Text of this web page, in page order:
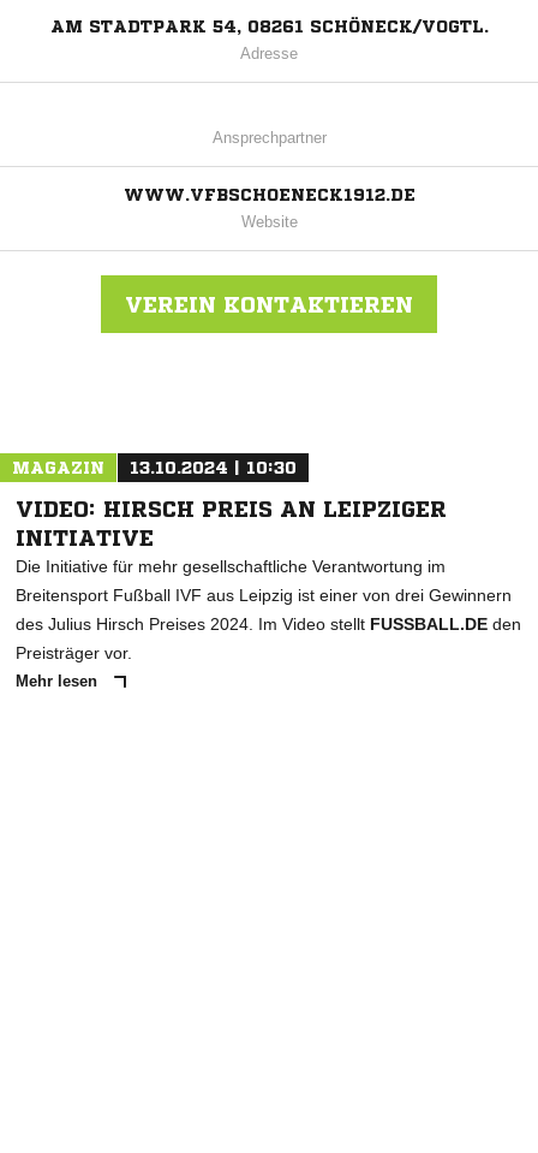
AM STADTPARK 54, 08261 SCHÖNECK/VOGTL.
Adresse
Ansprechpartner
WWW.VFBSCHOENECK1912.DE
Website
VEREIN KONTAKTIEREN
MAGAZIN 13.10.2024 | 10:30
VIDEO: HIRSCH PREIS AN LEIPZIGER
INITIATIVE
Die Initiative für mehr gesellschaftliche Verantwortung im
Breitensport Fußball IVF aus Leipzig ist einer von drei Gewinnern
des Julius Hirsch Preises 2024. Im Video stellt FUSSBALL.DE den
Preisträger vor.
Mehr lesen